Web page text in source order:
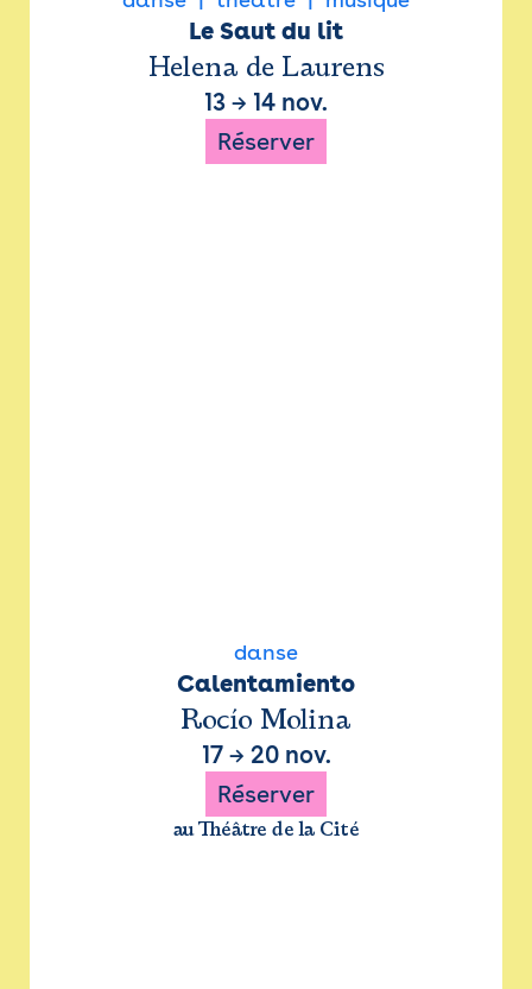
Le Saut du lit
Helena de Laurens
13 → 14 nov.
Réserver
danse
Calentamiento
Rocío Molina
17→ 20 nov.
Réserver
au Théâtre de la Cité